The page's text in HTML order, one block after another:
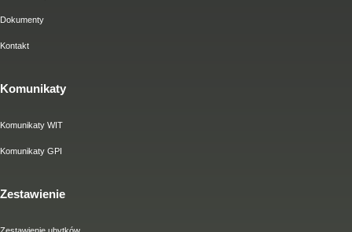
Dokumenty
Kontakt
Komunikaty
Komunikaty WIT
Komunikaty GPI
Zestawienie